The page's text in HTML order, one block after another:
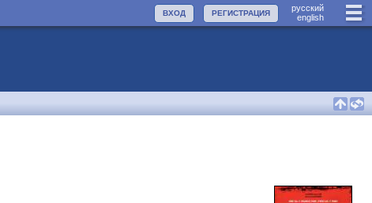
руccкий
english
РЕГИСТРАЦИЯ
ВХОД